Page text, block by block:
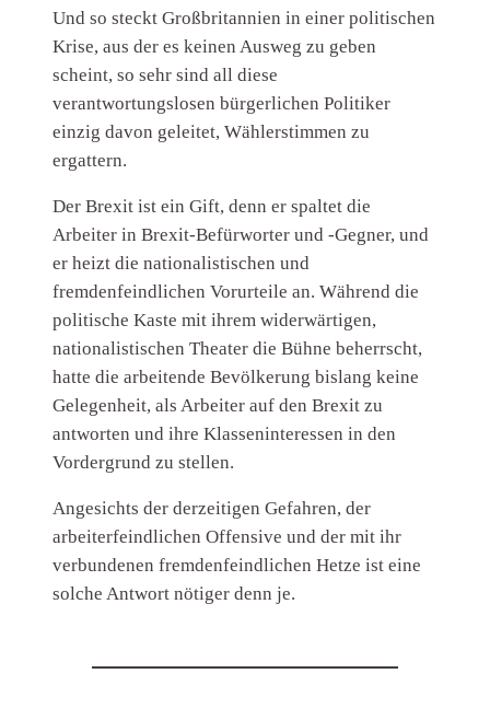
Und so steckt Großbritannien in einer politischen
Krise, aus der es keinen Ausweg zu geben
scheint, so sehr sind all diese
verantwortungslosen bürgerlichen Politiker
einzig davon geleitet, Wählerstimmen zu
ergattern.
Der Brexit ist ein Gift, denn er spaltet die
Arbeiter in Brexit-Befürworter und -Gegner, und
er heizt die nationalistischen und
fremdenfeindlichen Vorurteile an. Während die
politische Kaste mit ihrem widerwärtigen,
nationalistischen Theater die Bühne beherrscht,
hatte die arbeitende Bevölkerung bislang keine
Gelegenheit, als Arbeiter auf den Brexit zu
antworten und ihre Klasseninteressen in den
Vordergrund zu stellen.
Angesichts der derzeitigen Gefahren, der
arbeiterfeindlichen Offensive und der mit ihr
verbundenen fremdenfeindlichen Hetze ist eine
solche Antwort nötiger denn je.